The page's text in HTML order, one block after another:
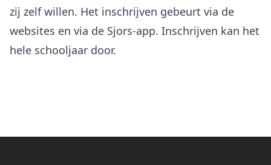
zij zelf willen. Het inschrijven gebeurt via de
websites en via de Sjors-app. Inschrijven kan het
hele schooljaar door.